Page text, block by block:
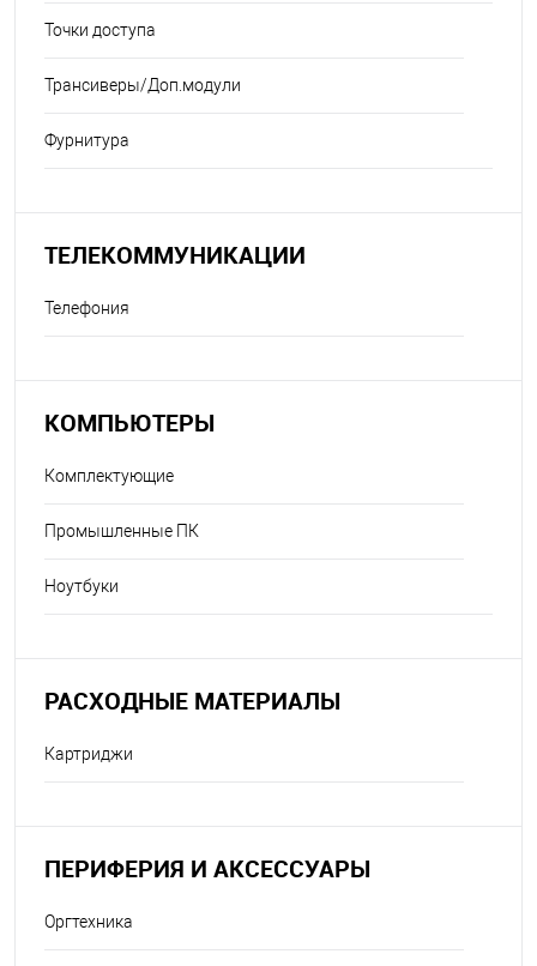
Точки доступа
Трансиверы/Доп.модули
Фурнитура
ТЕЛЕКОММУНИКАЦИИ
Телефония
КОМПЬЮТЕРЫ
Комплектующие
Промышленные ПК
Ноутбуки
РАСХОДНЫЕ МАТЕРИАЛЫ
Картриджи
ПЕРИФЕРИЯ И АКСЕССУАРЫ
Оргтехника